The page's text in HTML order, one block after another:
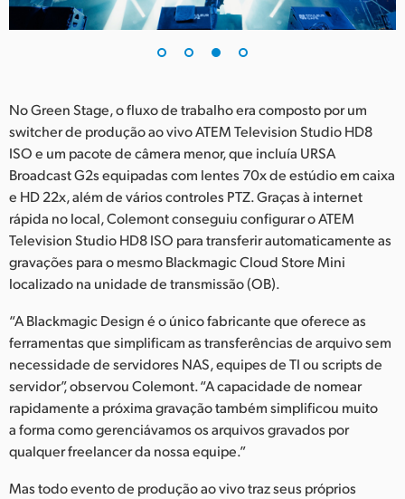
No Green Stage, o fluxo de trabalho era composto por um
switcher de produção ao vivo ATEM Television Studio HD8
ISO e um pacote de câmera menor, que incluía URSA
Broadcast G2s equipadas com lentes 70x de estúdio em caixa
e HD 22x, além de vários controles PTZ. Graças à internet
rápida no local, Colemont conseguiu configurar o ATEM
Television Studio HD8 ISO para transferir automaticamente as
gravações para o mesmo Blackmagic Cloud Store Mini
localizado na unidade de transmissão (OB).
“A Blackmagic Design é o único fabricante que oferece as
ferramentas que simplificam as transferências de arquivo sem
necessidade de servidores NAS, equipes de TI ou scripts de
servidor”, observou Colemont. “A capacidade de nomear
rapidamente a próxima gravação também simplificou muito
a forma como gerenciávamos os arquivos gravados por
qualquer freelancer da nossa equipe.”
Mas todo evento de produção ao vivo traz seus próprios